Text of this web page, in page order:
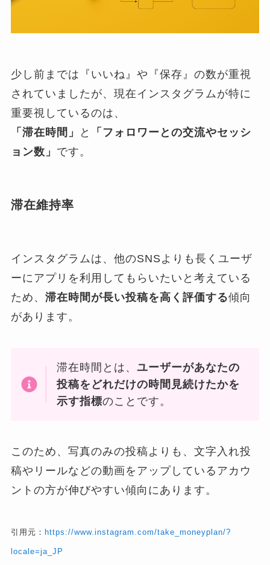
少し前までは『いいね』や『保存』の数が重視
されていましたが、現在インスタグラムが特に
重要視しているのは、
「滞在時間」
と
「フォロワーとの交流やセッシ
ョン数」 です。
滞在維持率
インスタグラムは、他のSNSよりも長くユーザ
ーにアプリを利用してもらいたいと考えている
ため、 滞在時間が長い投稿を高く評価する傾向
があります。
滞在時間とは、ユーザーがあなたの
投稿をどれだけの時間見続けたかを
示す指標のことです。
このため、写真のみの投稿よりも、文字入れ投
稿やリールなどの動画をアップしているアカウ
ントの方が伸びやすい傾向にあります。
引用元： https://www.instagram.com/take_moneyplan/?
locale=ja_JP